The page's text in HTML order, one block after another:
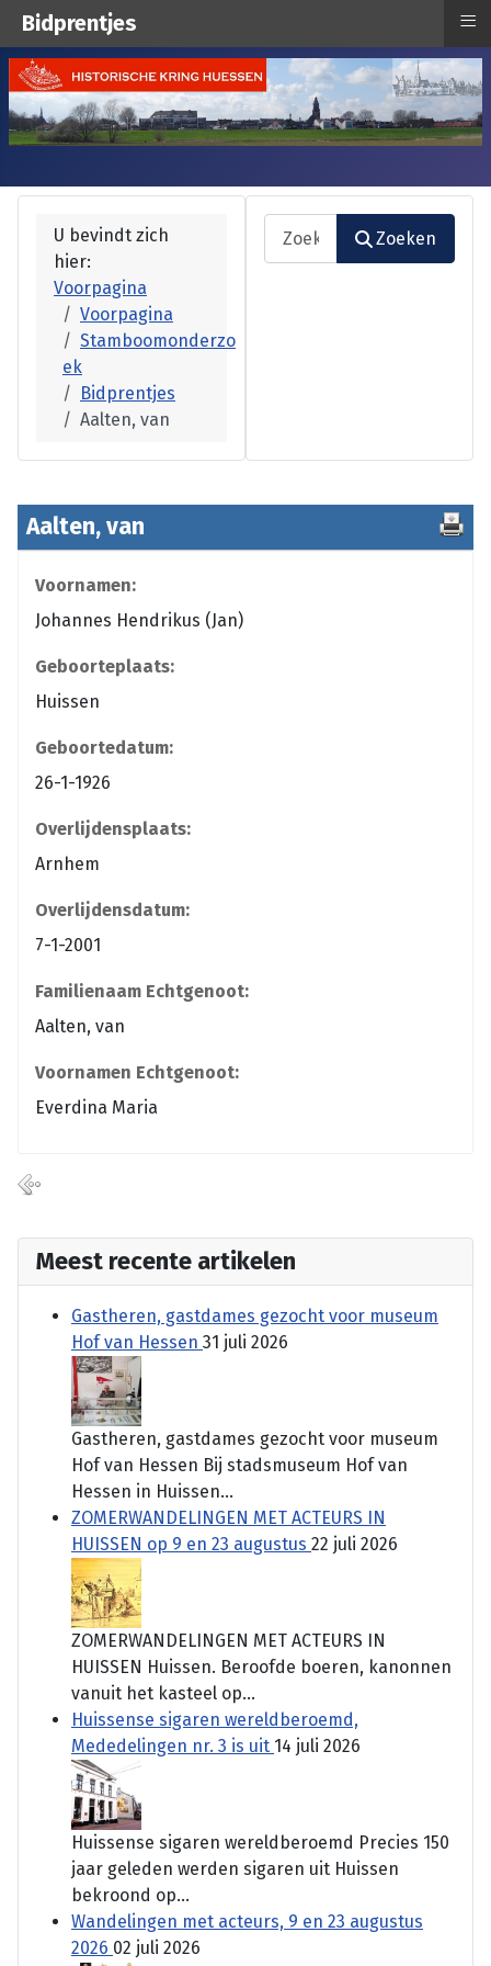
U bevindt zich
hier:
Voorpagina
Voorpagina
Stamboomonderzo
ek
Bidprentjes
Aalten, van
Zoeken
Zoeken
Aalten, van
Voornamen:
Johannes Hendrikus (Jan)
Geboorteplaats:
Huissen
Geboortedatum:
26-1-1926
Overlijdensplaats:
Arnhem
Overlijdensdatum:
7-1-2001
Familienaam Echtgenoot:
Aalten, van
Voornamen Echtgenoot:
Everdina Maria
Meest recente artikelen
Gastheren, gastdames gezocht voor museum
Hof van Hessen 31 juli 2026
Gastheren, gastdames gezocht voor museum
Hof van Hessen Bij stadsmuseum Hof van
Hessen in Huissen...
ZOMERWANDELINGEN MET ACTEURS IN
HUISSEN op 9 en 23 augustus 22 juli 2026
ZOMERWANDELINGEN MET ACTEURS IN
HUISSEN Huissen. Beroofde boeren, kanonnen
vanuit het kasteel op...
Huissense sigaren wereldberoemd,
Mededelingen nr. 3 is uit 14 juli 2026
Huissense sigaren wereldberoemd Precies 150
jaar geleden werden sigaren uit Huissen
bekroond op...
Wandelingen met acteurs, 9 en 23 augustus
2026 02 juli 2026
Bidprentjes ≡